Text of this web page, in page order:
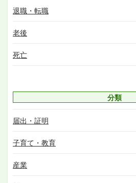
退職・転職
老後
死亡
分類
届出・証明
子育て・教育
産業